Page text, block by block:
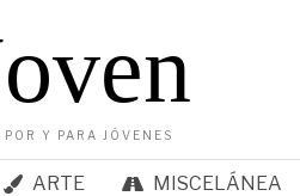
Y PARA JÓVENES
ARTE MISCELÁNEA